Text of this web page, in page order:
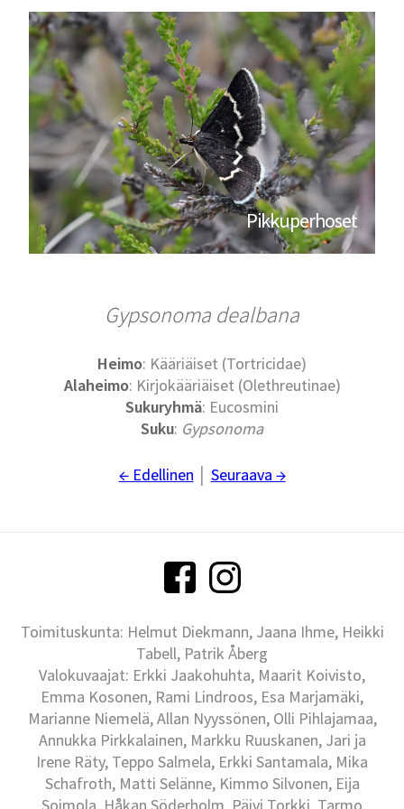
Pikkuperhoset
Gypsonoma dealbana
Heimo: Kääriäiset (Tortricidae)
Alaheimo: Kirjokääriäiset (Olethreutinae)
Sukuryhmä: Eucosmini
Suku: Gypsonoma
← Edellinen Seuraava →
Toimituskunta: Helmut Diekmann, Jaana Ihme, Heikki
Tabell, Patrik Åberg
Valokuvaajat: Erkki Jaakohuhta, Maarit Koivisto,
Emma Kosonen, Rami Lindroos, Esa Marjamäki,
Marianne Niemelä, Allan Nyyssönen, Olli Pihlajamaa,
Annukka Pirkkalainen, Markku Ruuskanen, Jari ja
Irene Räty, Teppo Salmela, Erkki Santamala, Mika
Schafroth, Matti Selänne, Kimmo Silvonen, Eija